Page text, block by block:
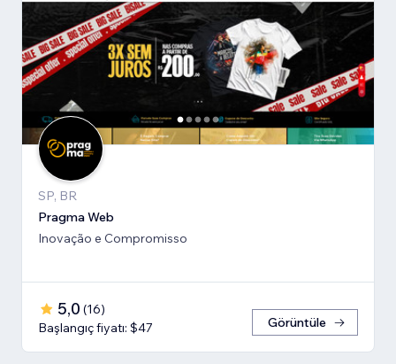
SP, BR
Pragma Web
Inovação e Compromisso
5,0 (16)
Başlangıç fiyatı: $47
Görüntüle